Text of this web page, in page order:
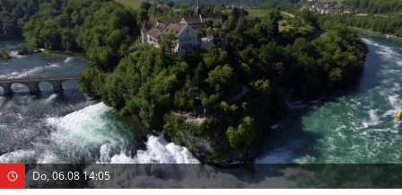
Do, 06.08 14:05